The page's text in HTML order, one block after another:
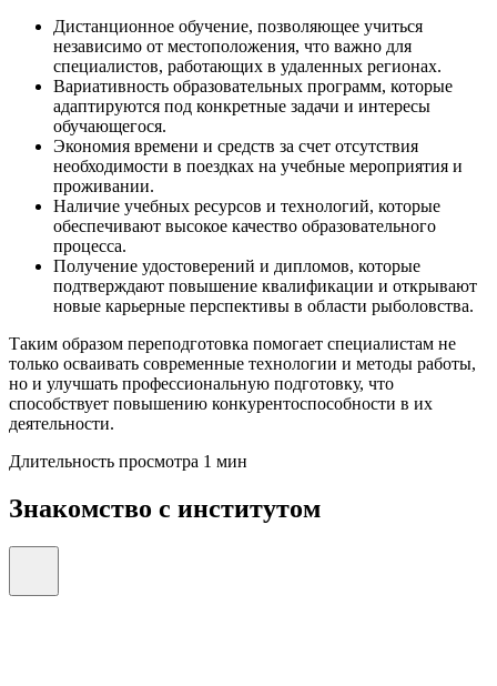
Дистанционное обучение, позволяющее учиться
независимо от местоположения, что важно для
специалистов, работающих в удаленных регионах.
Вариативность образовательных программ, которые
адаптируются под конкретные задачи и интересы
обучающегося.
Экономия времени и средств за счет отсутствия
необходимости в поездках на учебные мероприятия и
проживании.
Наличие учебных ресурсов и технологий, которые
обеспечивают высокое качество образовательного
процесса.
Получение удостоверений и дипломов, которые
подтверждают повышение квалификации и открывают
новые карьерные перспективы в области рыболовства.
Таким образом переподготовка помогает специалистам не
только осваивать современные технологии и методы работы,
но и улучшать профессиональную подготовку, что
способствует повышению конкурентоспособности в их
деятельности.
Длительность просмотра 1 мин
Знакомство с институтом